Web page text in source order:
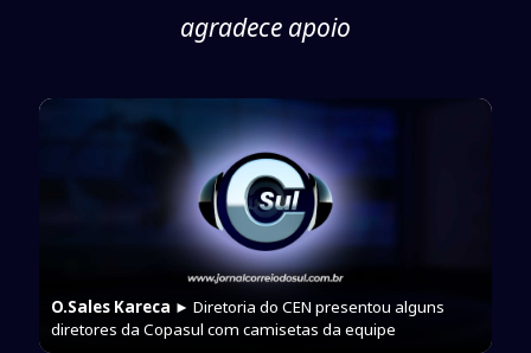
agradece apoio
O.Sales Kareca ► Diretoria do CEN presentou alguns
diretores da Copasul com camisetas da equipe